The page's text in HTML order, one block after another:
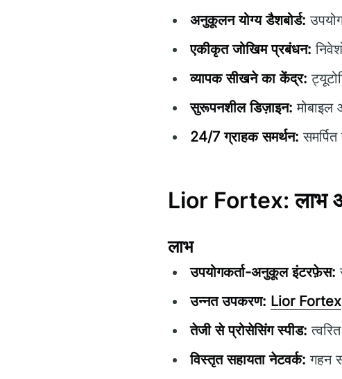
अनुकूलन योग्य डैशबोर्ड:
एकीकृत जोखिम प्रबंधन:
व्यापक सीखने का केंद्र:
सुरूपनशील डिज़ाइन: मोबाइल
24/7 ग्राहक समर्थन:
Lior Fortex: लाभ
लाभ
उपयोगकर्ता-अनुकूल इंटरफ़ेस:
उन्नत उपकरण: Lior Fortex
तेजी से प्रोसेसिंग स्पीड:
विस्तृत सहायता नेटवर्क: गहन